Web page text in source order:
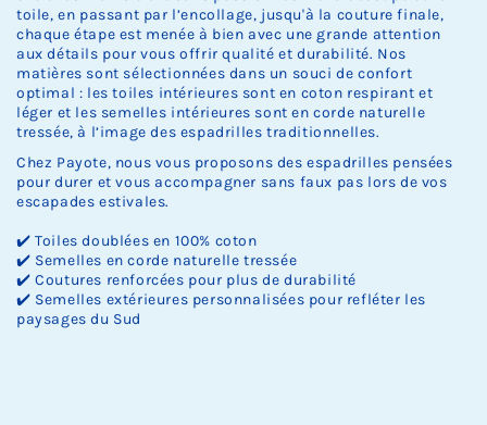
toile, en passant par l’encollage, jusqu'à la couture finale,
chaque étape est menée à bien avec une grande attention
aux détails pour vous offrir qualité et durabilité. Nos
matières sont sélectionnées dans un souci de confort
optimal : les toiles intérieures sont en coton respirant et
léger et les semelles intérieures sont en corde naturelle
tressée, à l’image des espadrilles traditionnelles.
Chez Payote, nous vous proposons des espadrilles pensées
pour durer et vous accompagner sans faux pas lors de vos
escapades estivales.
✔️ Toiles doublées en 100% coton
✔️ Semelles en corde naturelle tressée
✔️ Coutures renforcées pour plus de durabilité
✔️ Semelles extérieures personnalisées pour refléter les
paysages du Sud